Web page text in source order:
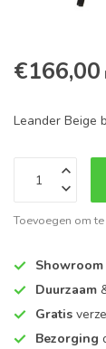
€166,00
Leander Beige
Toevoegen om
Showroom
Duurzaam
Gratis
Bezorging